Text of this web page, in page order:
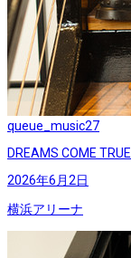
queue_music27
DREAMS COME
2026年6月2日
横浜アリーナ